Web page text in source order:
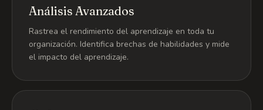
Análisis Avanzados
Rastrea el rendimiento del aprendizaje en toda tu
organización. Identifica brechas de habilidades y mide
el impacto del aprendizaje.